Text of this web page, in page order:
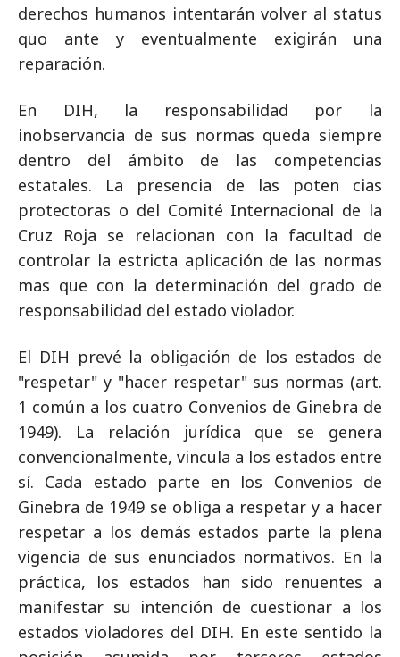
derechos humanos intentarán volver al status
quo ante y eventualmente exigirán una
reparación.
En DIH, la responsabilidad por la
inobservancia de sus normas queda siempre
dentro del ámbito de las competencias
estatales. La presencia de las poten cias
protectoras o del Comité Internacional de la
Cruz Roja se relacionan con la facultad de
controlar la estricta aplicación de las normas
mas que con la determinación del grado de
responsabilidad del estado violador.
El DIH prevé la obligación de los estados de
"respetar" y "hacer respetar" sus normas (art.
1 común a los cuatro Convenios de Ginebra de
1949). La relación jurídica que se genera
convencionalmente, vincula a los estados entre
sí. Cada estado parte en los Convenios de
Ginebra de 1949 se obliga a respetar y a hacer
respetar a los demás estados parte la plena
vigencia de sus enunciados normativos. En la
práctica, los estados han sido renuentes a
manifestar su intención de cuestionar a los
estados violadores del DIH. En este sentido la